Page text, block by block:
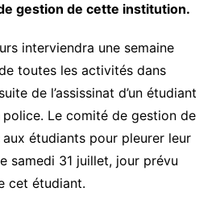
gestion de cette institution.
interviendra une semaine
toutes les activités dans
de l’assissinat d’un étudiant
Le comité de gestion de
aux étudiants pour pleurer leur
samedi 31 juillet, jour prévu
cet étudiant.